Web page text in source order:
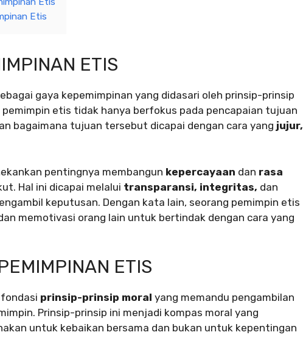
Etis
ETIS
gaya kepemimpinan yang didasari oleh prinsip-prinsip
pemimpin etis tidak hanya berfokus pada pencapaian tujuan
bagaimana tujuan tersebut dicapai dengan cara yang jujur,
pentingnya membangun kepercayaan dan rasa
Hal ini dicapai melalui transparansi, integritas, dan
keputusan. Dengan kata lain, seorang pemimpin etis
memotivasi orang lain untuk bertindak dengan cara yang
ETIS
prinsip-prinsip moral yang memandu pengambilan
Prinsip-prinsip ini menjadi kompas moral yang
untuk kebaikan bersama dan bukan untuk kepentingan